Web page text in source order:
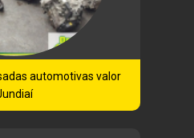
automotivas valor